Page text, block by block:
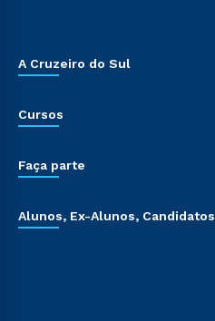
A Cruzeiro do Sul
Cursos
Faça parte
Alunos, Ex-Alunos, Candidatos